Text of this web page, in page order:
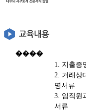
����
1. 지출증
2. 거래상
명서류
3. 임직원
서류